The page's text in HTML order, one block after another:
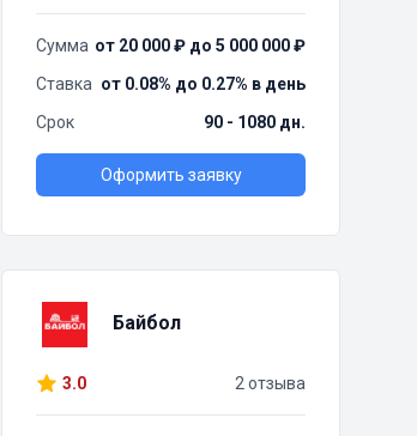
Сумма от 20 000 ₽ до 5 000 000 ₽
Ставка от 0.08% до 0.27% в день
Срок
90 - 1080 дн.
Оформить заявку
Байбол
3.0 2 отзыва